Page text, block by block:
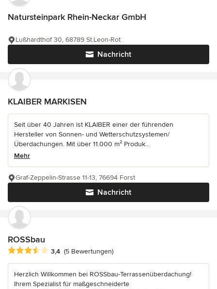
Natursteinpark Rhein-Neckar GmbH
Nachricht
Lußhardthof 30, 68789 St.Leon-Rot
KLAIBER MARKISEN
Seit über 40 Jahren ist KLAIBER einer der führenden
Hersteller von Sonnen- und Wetterschutzsystemen/
Überdachungen. Mit über 11.000 m² Produk...
Mehr
Nachricht
Graf-Zeppelin-Strasse 11-13, 76694 Forst
ROSSbau
Durchschnittliche Bewertung: 3.4 von 5 Sternen
3,4 (5 Bewertungen)
Herzlich Willkommen bei ROSSbau-Terrassenüberdachung!
Ihrem Spezialist für maßgeschneiderte